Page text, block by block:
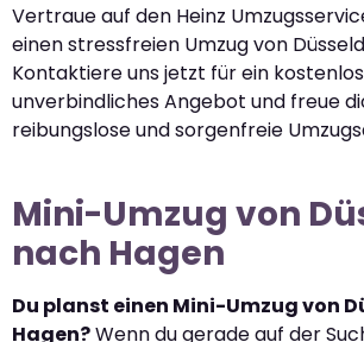
Vertraue auf den Heinz
einen stressfreien Umzug von
Kontaktiere uns jetzt für ein
unverbindliches Angebot und freue
reibungslose und sorgenfreie
Mini-Umzug von
nach Hagen
Du planst einen Mini-Umzug von
Hagen?Wenn du gerade auf der